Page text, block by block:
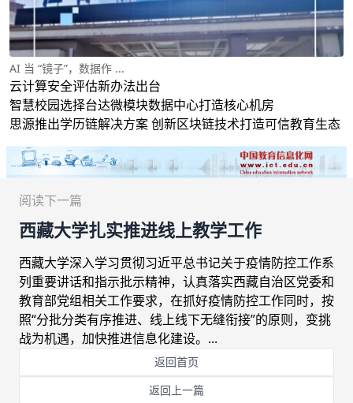
AI 当 “镜子”，数据作 ...
云计算安全评估新办法出台
智慧校园选择台达微模块数据中心打造核心机房
思源推出学历链解决方案 创新区块链技术打造可信教育生态
阅读下一篇
西藏大学扎实推进线上教学工作
西藏大学深入学习贯彻习近平总书记关于疫情防控工作系
列重要讲话和指示批示精神，认真落实西藏自治区党委和
教育部党组相关工作要求，在抓好疫情防控工作同时，按
照“分批分类有序推进、线上线下无缝衔接”的原则，变挑
战为机遇，加快推进信息化建设。...
返回首页
返回上一篇